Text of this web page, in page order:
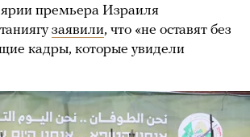
премьера Израиля
заявили, что «не оставят без
кадры, которые увидели